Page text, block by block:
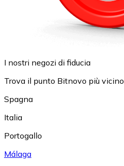
I nostri negozi di fiducia
Trova il punto Bitnovo più vicino
Spagna
Italia
Portogallo
Málaga